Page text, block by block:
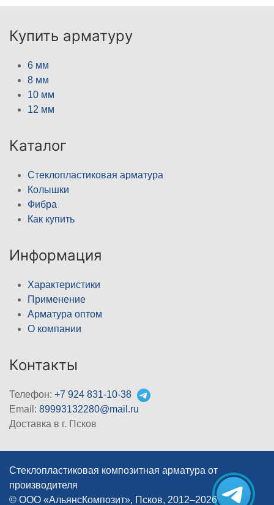
Купить арматуру
6 мм
8 мм
10 мм
12 мм
Каталог
Стеклопластиковая арматура
Колышки
Фибра
Как купить
Информация
Характеристики
Применение
Арматура оптом
О компании
Контакты
Телефон: +7 924 831-10-38
Email: 89993132280@mail.ru
Доставка в г. Псков
Стеклопластиковая композитная арматура от
производителя
© ООО «АльянсКомпозит», Псков, 2012–2026
|